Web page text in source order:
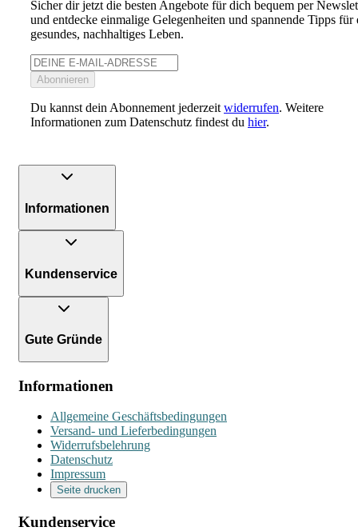
Sicher dir jetzt die besten Angebote für dich bequem per
und entdecke einmalige Gelegenheiten und spannende Tipps für
gesundes, nachhaltiges Leben.
Abonnieren
Du kannst dein Abonnement jederzeit widerrufen. Weitere
Informationen zum Datenschutz findest du hier.
Informationen
Kundenservice
Gute Gründe
Informationen
Allgemeine Geschäftsbedingungen
Versand- und Lieferbedingungen
Widerrufsbelehrung
Datenschutz
Impressum
Seite drucken
Kundenservice